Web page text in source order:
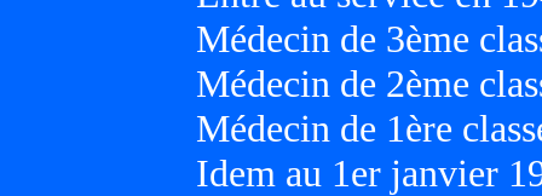
Médecin de 3ème
Médecin de 2ème
Médecin de 1ère
Idem au 1er janvier